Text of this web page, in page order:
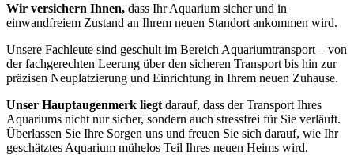
Wir versichern Ihnen, dass Ihr Aquarium sicher und in
einwandfreiem Zustand an Ihrem neuen Standort ankommen wird.
Unsere Fachleute sind geschult im Bereich Aquariumtransport – von
der fachgerechten Leerung über den sicheren Transport bis hin zur
präzisen Neuplatzierung und Einrichtung in Ihrem neuen Zuhause.
Unser Hauptaugenmerk liegt darauf, dass der Transport Ihres
Aquariums nicht nur sicher, sondern auch stressfrei für Sie verläuft.
Überlassen Sie Ihre Sorgen uns und freuen Sie sich darauf, wie Ihr
geschätztes Aquarium mühelos Teil Ihres neuen Heims wird.